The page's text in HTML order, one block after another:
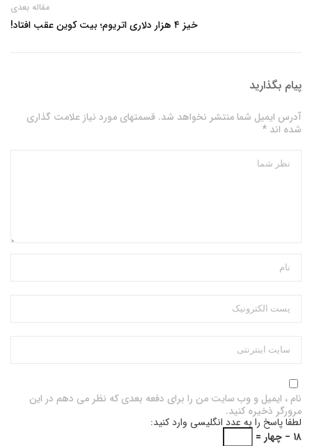
مقاله بعدی
خیز ۴ هزار دلاری اتریوم؛ بیت کوین عقب افتاد!
پیام بگذارید
آدرس ایمیل شما منتشر نخواهد شد. قسمتهای مورد نیاز علامت گذاری
شده اند *
نام ، ایمیل و وب سایت من را برای دفعه بعدی که نظر می دهم در این
مرورگر ذخیره کنید.
لطفا پاسخ را به عدد انگلیسی وارد کنید:
۱۸ − چهار =